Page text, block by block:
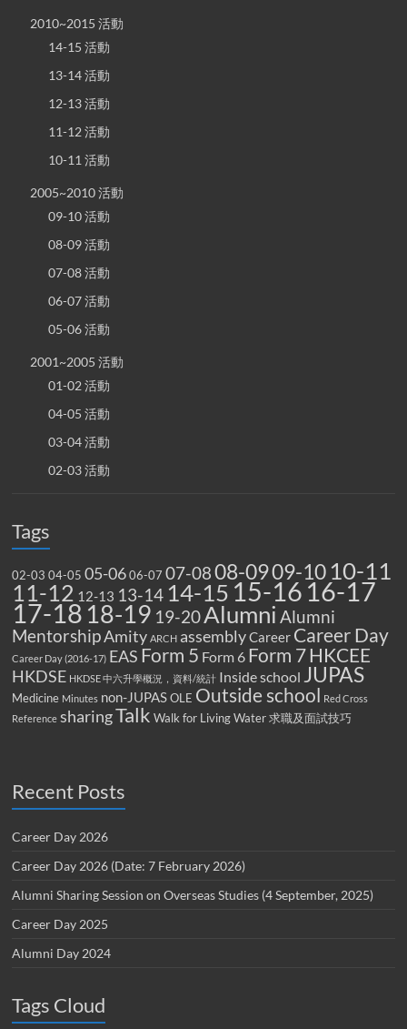
2010~2015 活動
14-15 活動
13-14 活動
12-13 活動
11-12 活動
10-11 活動
2005~2010 活動
09-10 活動
08-09 活動
07-08 活動
06-07 活動
05-06 活動
2001~2005 活動
01-02 活動
04-05 活動
03-04 活動
02-03 活動
Tags
02-03 04-05 05-06 06-07 07-0808-0909-10 10-11
11-12 12-13 13-14 14-15 15-16 16-17
17-18 18-19 19-20Alumni Alumni
MentorshipAmity ARCH assemblyCareer Career Day
Career Day (2016-17) EAS Form 5 Form 6 Form 7HKCEE
HKDSE HKDSE 中六升學概況，資料/統計 Inside school JUPAS
Medicine Minutes non-JUPAS OLE Outside school
Red Cross
Reference sharingTalk Walk for Living Water 求職及面試技巧
Recent Posts
Career Day 2026
Career Day 2026 (Date: 7 February 2026)
Alumni Sharing Session on Overseas Studies (4 September, 2025)
Career Day 2025
Alumni Day 2024
Tags Cloud